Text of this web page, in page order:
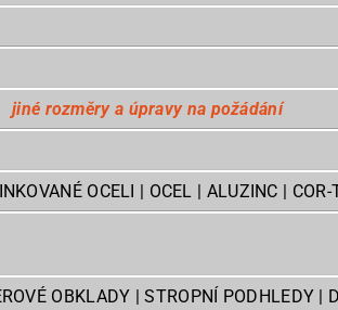
jiné rozměry a úpravy na požádání
OCELI | OCEL | ALUZINC |
OBKLADY | STROPNÍ PODHLEDY |